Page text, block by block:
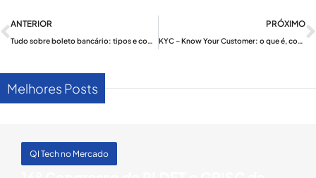
Anterior
ANTERIOR
Tudo sobre boleto bancário: tipos e como emitir
PRÓXIMO
KYC – Know Your Customer: o que é, como funciona e por que é importante para a sua empresa
Melhores Posts
QI Tech no Mercado